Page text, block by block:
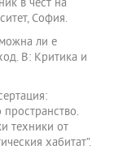
в чест на
София.
ли е
В: Критика и
техники от
хабитат”.